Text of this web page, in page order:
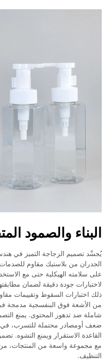
البناء والصمود
يُجسِّد تصميم الزجاجة التميز في
الجدران من بلاستيك مقاوم
على سلامته الهيكلية حتى مع
لاختبارات جودة دقيقة لضمان
ذلك اختبارات السقوط وتقييمات
من الأشعة فوق البنفسجية مدمجة
شاملة ضد تدهور المحتوى. يمنع
ضعف أومصادر محتملة للتسرب، في
القاعدة الاستقرار ويمنع التشوه.
مع مجموعة واسعة من المنتجات،
التنظيف.